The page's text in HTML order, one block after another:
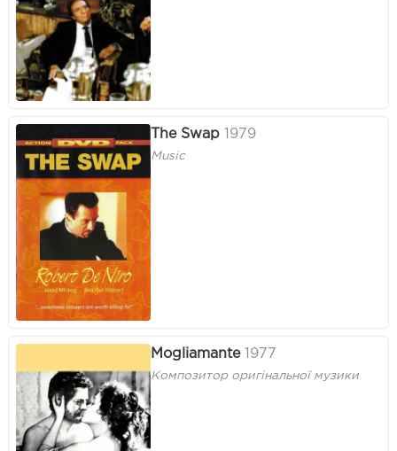
The Swap 1979
Music
Mogliamante 1977
Композитор оригінальної музики